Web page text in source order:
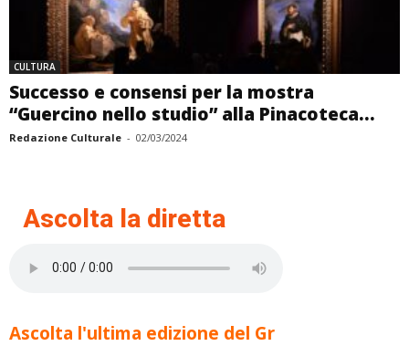
CULTURA
Successo e consensi per la mostra
“Guercino nello studio” alla Pinacoteca...
Redazione Culturale - 02/03/2024
Ascolta la diretta
Ascolta l'ultima edizione del Gr